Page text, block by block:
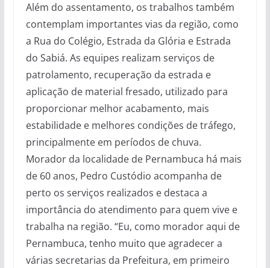
Além do assentamento, os trabalhos também
contemplam importantes vias da região, como
a Rua do Colégio, Estrada da Glória e Estrada
do Sabiá. As equipes realizam serviços de
patrolamento, recuperação da estrada e
aplicação de material fresado, utilizado para
proporcionar melhor acabamento, mais
estabilidade e melhores condições de tráfego,
principalmente em períodos de chuva.
Morador da localidade de Pernambuca há mais
de 60 anos, Pedro Custódio acompanha de
perto os serviços realizados e destaca a
importância do atendimento para quem vive e
trabalha na região. “Eu, como morador aqui de
Pernambuca, tenho muito que agradecer a
várias secretarias da Prefeitura, em primeiro